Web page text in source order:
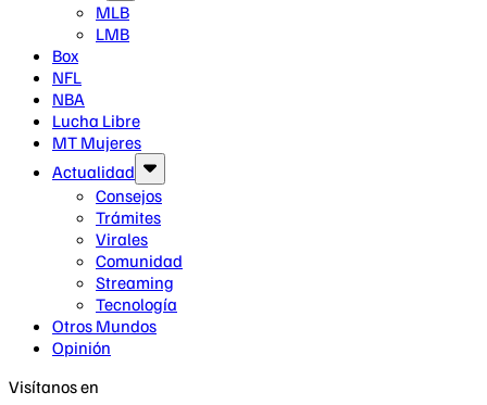
MLB
LMB
Box
NFL
NBA
Lucha Libre
MT Mujeres
Actualidad
Consejos
Trámites
Virales
Comunidad
Streaming
Tecnología
Otros Mundos
Opinión
Visítanos en